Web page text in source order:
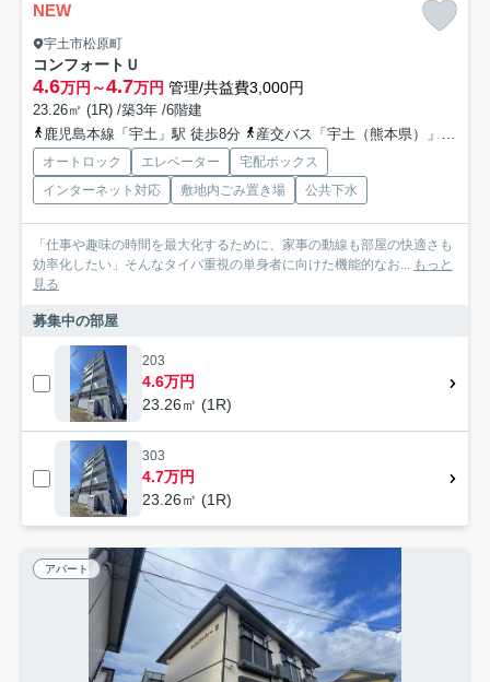
NEW
宇土市松原町
コンフォートＵ
4.6万円～4.7万円 管理/共益費3,000円
23.26㎡ (1R) /築3年 /6階建
鹿児島本線「宇土」駅 徒歩8分
産交バス「宇土（熊本県）」バス停下車 徒歩1分
オートロック エレベーター
宅配ボックス
インターネット対応
敷地内ごみ置き場 公共下水
「仕事や趣味の時間を最大化するために、家事の動線も部屋の快適さも
効率化したい」そんなタイパ重視の単身者に向けた機能的なお... もっと
見る
募集中の部屋
203
4.6万円
23.26㎡ (1R)
303
4.7万円
23.26㎡ (1R)
アパート